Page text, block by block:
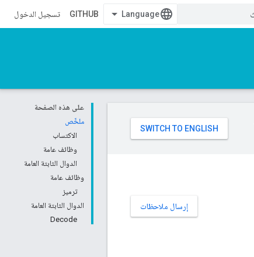
GITHUB تسجيل الدخول
على هذه الصفحة
ملخّص
الاكتساب
وظائف عامة
الدوال الثابتة العامة
وظائف عامة
ترميز
الدوال الثابتة العامة
Decode
إرسال ملاحظات